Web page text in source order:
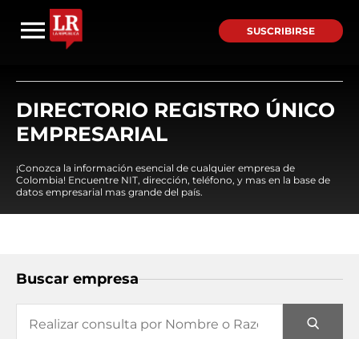
SUSCRIBIRSE
DIRECTORIO REGISTRO ÚNICO
EMPRESARIAL
¡Conozca la información esencial de cualquier empresa de
Colombia! Encuentre NIT, dirección, teléfono, y mas en la base de
datos empresarial mas grande del país.
Buscar empresa